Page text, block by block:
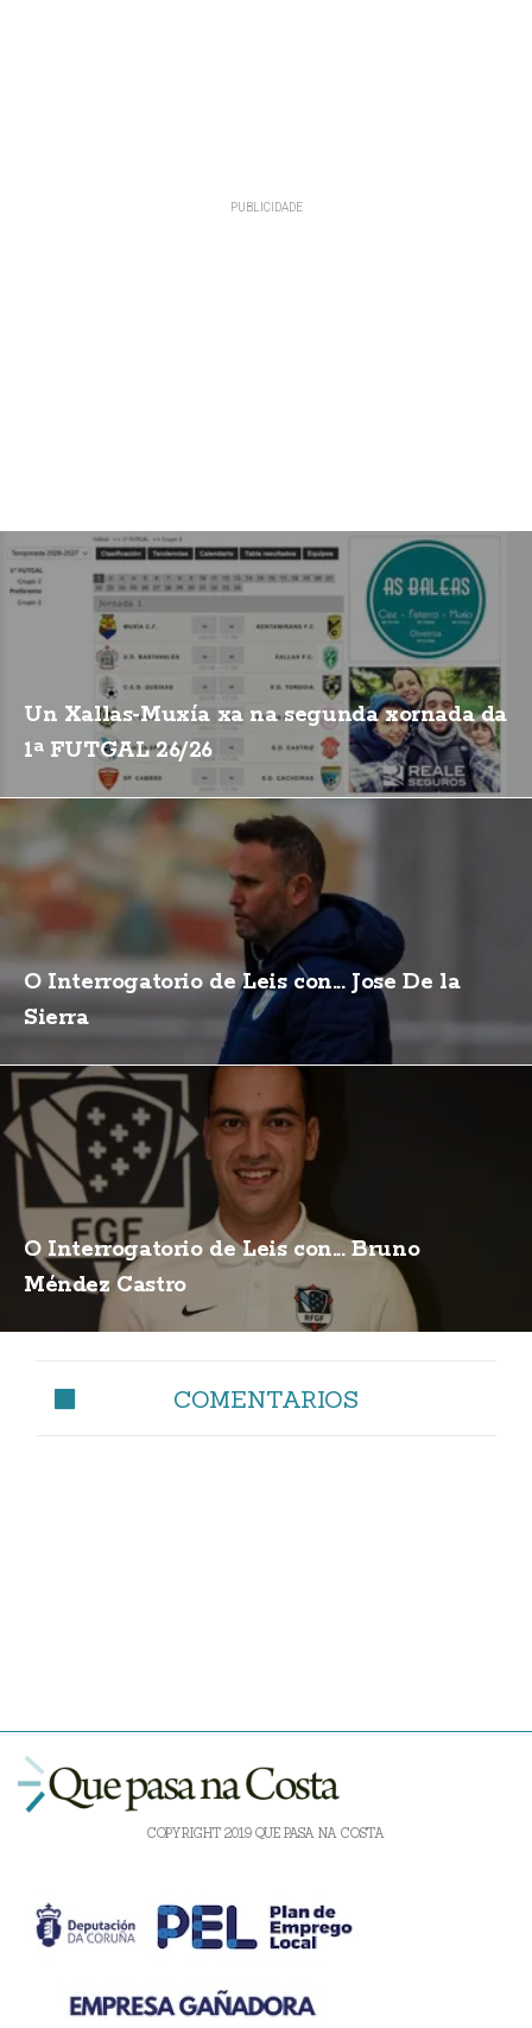
Un Xallas-Muxía xa na segunda xornada da
1ª FUTGAL 26/26
O Interrogatorio de Leis con... Jose De la
Sierra
O Interrogatorio de Leis con... Bruno
Méndez Castro
COMENTARIOS
COPYRIGHT 2019 QUE PASA NA COSTA